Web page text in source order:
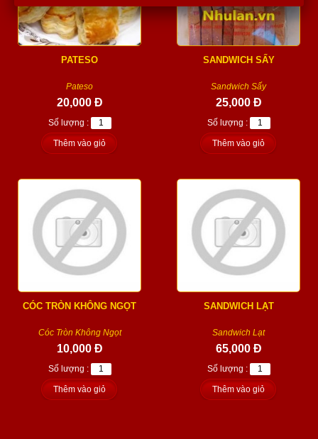
PATESO
Pateso
20,000 Đ
Số lượng :
Thêm vào giỏ
SANDWICH SẤY
Sandwich Sấy
25,000 Đ
Số lượng :
Thêm vào giỏ
CÓC TRÒN KHÔNG NGỌT
Cóc Tròn Không Ngọt
10,000 Đ
Số lượng :
Thêm vào giỏ
SANDWICH LẠT
Sandwich Lạt
65,000 Đ
Số lượng :
Thêm vào giỏ